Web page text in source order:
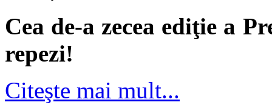
Cea de-a zecea ediţie a
repezi!
Citeşte mai mult...